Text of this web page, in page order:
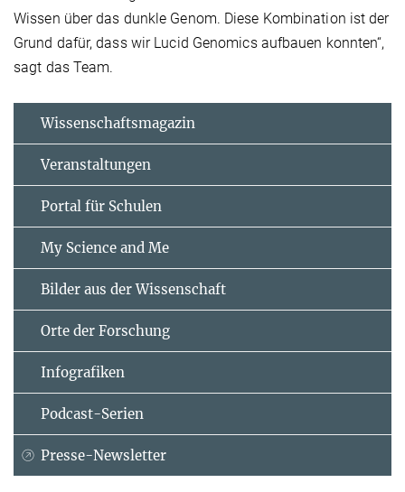
Wissen über das dunkle Genom. Diese Kombination ist der
Grund dafür, dass wir Lucid Genomics aufbauen konnten“,
sagt das Team.
Wissenschaftsmagazin
Veranstaltungen
Portal für Schulen
My Science and Me
Bilder aus der Wissenschaft
Orte der Forschung
Infografiken
Podcast-Serien
Presse-Newsletter